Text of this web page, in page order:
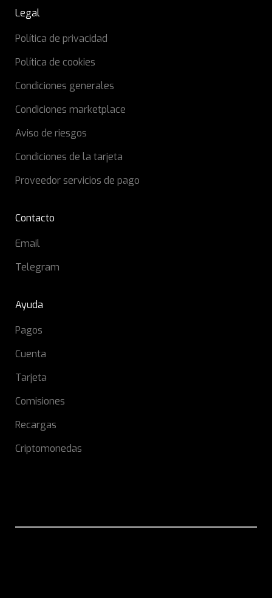
Legal
Política de privacidad
Política de cookies
Condiciones generales
Condiciones marketplace
Aviso de riesgos
Condiciones de la tarjeta
Proveedor servicios de pago
Contacto
Email
Telegram
Ayuda
Pagos
Cuenta
Tarjeta
Comisiones
Recargas
Criptomonedas